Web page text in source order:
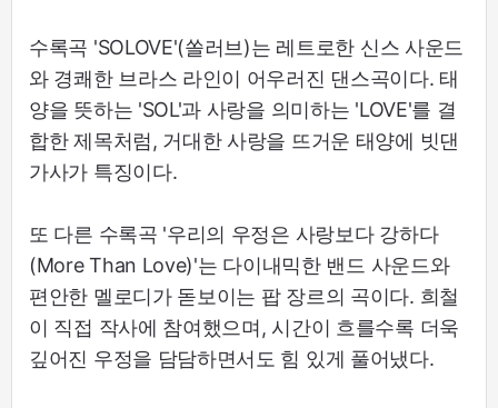
수록곡 'SOLOVE'(쏠러브)는 레트로한 신스 사운드
와 경쾌한 브라스 라인이 어우러진 댄스곡이다. 태
양을 뜻하는 'SOL'과 사랑을 의미하는 'LOVE'를 결
합한 제목처럼, 거대한 사랑을 뜨거운 태양에 빗댄
가사가 특징이다.
또 다른 수록곡 '우리의 우정은 사랑보다 강하다
(More Than Love)'는 다이내믹한 밴드 사운드와
편안한 멜로디가 돋보이는 팝 장르의 곡이다. 희철
이 직접 작사에 참여했으며, 시간이 흐를수록 더욱
깊어진 우정을 담담하면서도 힘 있게 풀어냈다.